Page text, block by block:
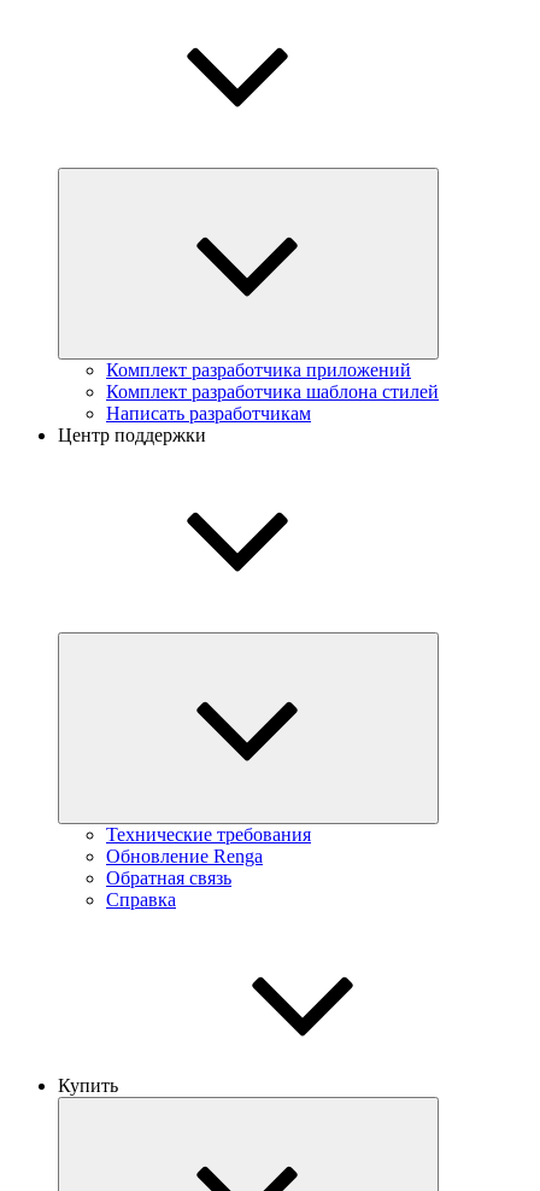
Комплект разработчика приложений
Комплект разработчика шаблона стилей
Написать разработчикам
Центр поддержки
Технические требования
Обновление Renga
Обратная связь
Справка
Купить